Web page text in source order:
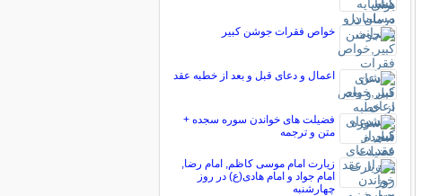
خواص فقرات جوشن کبیر
اعمال و دعای قبل و بعد از خطبه عقد
فضیلت های خواندن سوره سجده +
متن و ترجمه
زیارت امام موسی کاظم, امام رضا,
امام جواد و امام هادی(ع) در روز
چهارشنبه